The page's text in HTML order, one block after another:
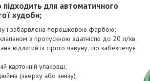
підходить для автоматичного
худоби;
і забарвлена порошковою фарбою;
з пропускною здатністю до 20 л/хв.
відлитий із сірого чавуну, що забезпечує
картонній упаковці;
(зверху або знизу);